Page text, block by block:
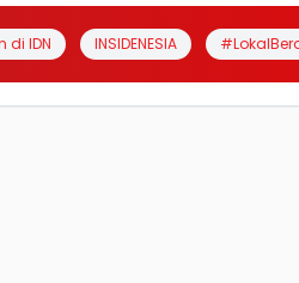
di IDN INSIDENESIA